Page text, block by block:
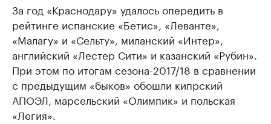
За год «Краснодару» удалось опередить в
рейтинге испанские «Бетис», «Леванте»,
«Малагу» и «Сельту», миланский «Интер»,
английский «Лестер Сити» и казанский «Рубин».
При этом по итогам сезона-2017/18 в сравнении
с предыдущим «быков» обошли кипрский
АПОЭЛ, марсельский «Олимпик» и польская
«Легия».